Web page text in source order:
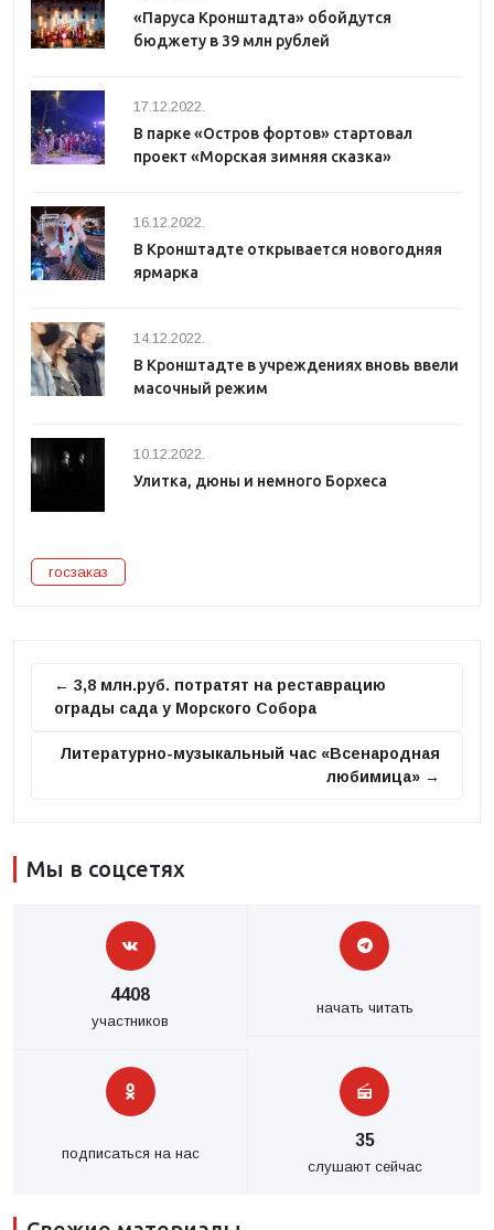
«Паруса Кронштадта» обойдутся
бюджету в 39 млн рублей
17.12.2022.
В парке «Остров фортов» стартовал
проект «Морская зимняя сказка»
16.12.2022.
В Кронштадте открывается новогодняя
ярмарка
14.12.2022.
В Кронштадте в учреждениях вновь ввели
масочный режим
10.12.2022.
Улитка, дюны и немного Борхеса
госзаказ
← 3,8 млн.руб. потратят на реставрацию
ограды сада у Морского Собора
Литературно-музыкальный час «Всенародная
любимица» →
Мы в соцсетях
4408
участников
начать читать
подписаться на нас
35
слушают сейчас